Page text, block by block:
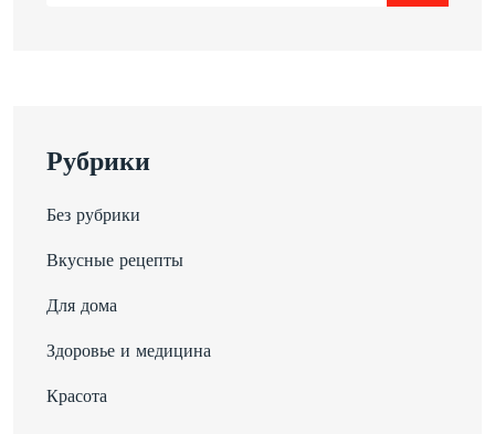
Рубрики
Без рубрики
Вкусные рецепты
Для дома
Здоровье и медицина
Красота